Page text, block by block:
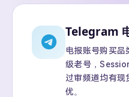
Telegram
电报账号购买品
级老号，
过审频道均有现
优。